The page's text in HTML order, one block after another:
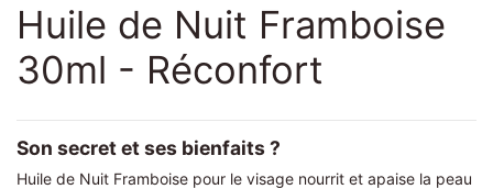
Huile de Nuit Framboise
30ml - Réconfort
Son secret et ses bienfaits ?
Huile de Nuit Framboise pour le visage nourrit et apaise la peau